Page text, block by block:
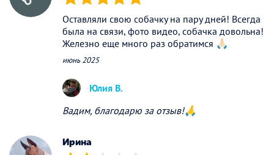
(*) (*) (*) (*) (*)
Оставляли свою собачку на пару дней! Всегда
была на связи, фото видео, собачка довольна!
Железно еще много раз обратимся 🙏🏻
июнь 2025
Юлия В.
Вадим, благодарю за отзыв!🙏
Ирина